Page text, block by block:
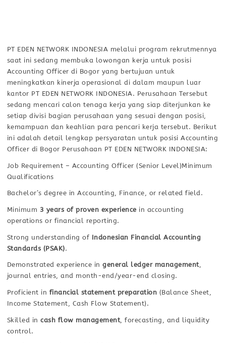
PT EDEN NETWORK INDONESIA melalui program rekrutmennya
saat ini sedang membuka lowongan kerja untuk posisi
Accounting Officer di Bogor yang bertujuan untuk
meningkatkan kinerja operasional di dalam maupun luar
kantor PT EDEN NETWORK INDONESIA. Perusahaan Tersebut
sedang mencari calon tenaga kerja yang siap diterjunkan ke
setiap divisi bagian perusahaan yang sesuai dengan posisi,
kemampuan dan keahlian para pencari kerja tersebut. Berikut
ini adalah detail lengkap persyaratan untuk posisi Accounting
Officer di Bogor Perusahaan PT EDEN NETWORK INDONESIA:
Job Requirement – Accounting Officer (Senior Level)Minimum
Qualifications
Bachelor’s degree in Accounting, Finance, or related field.
Minimum 3 years of proven experience in accounting
operations or financial reporting.
Strong understanding of Indonesian Financial Accounting
Standards (PSAK).
Demonstrated experience ingeneral ledger management,
journal entries, and month-end/year-end closing.
Proficient in financial statement preparation (Balance Sheet,
Income Statement, Cash Flow Statement).
Skilled incash flow management, forecasting, and liquidity
control.